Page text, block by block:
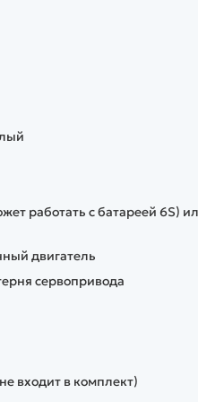
работать с батареей 6S)
двигатель
сервопривода
входит в комплект)